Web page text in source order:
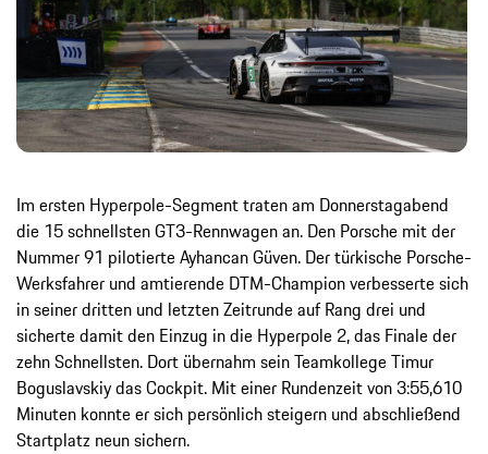
Im ersten Hyperpole-Segment traten am Donnerstagabend
die 15 schnellsten GT3-Rennwagen an. Den Porsche mit der
Nummer 91 pilotierte Ayhancan Güven. Der türkische Porsche-
Werksfahrer und amtierende DTM-Champion verbesserte sich
in seiner dritten und letzten Zeitrunde auf Rang drei und
sicherte damit den Einzug in die Hyperpole 2, das Finale der
zehn Schnellsten. Dort übernahm sein Teamkollege Timur
Boguslavskiy das Cockpit. Mit einer Rundenzeit von 3:55,610
Minuten konnte er sich persönlich steigern und abschließend
Startplatz neun sichern.